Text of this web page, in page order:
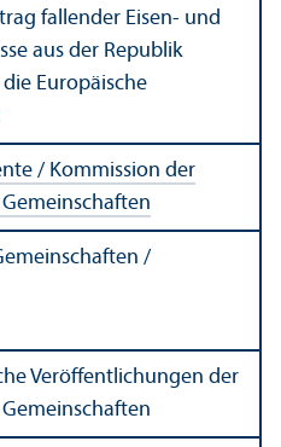
fallender Eisen- und
aus der Republik
Europäische
/ Kommission der
/
Veröffentlichungen der